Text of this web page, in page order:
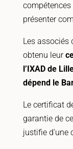
présenter
Les associés
obtenu leur
l’IXAD de
dépend le
Le certificat
garantie de
justifie d’une